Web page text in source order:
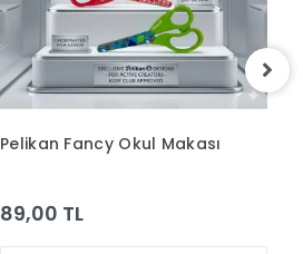
Pelikan Fancy Okul Makası
89,00 TL